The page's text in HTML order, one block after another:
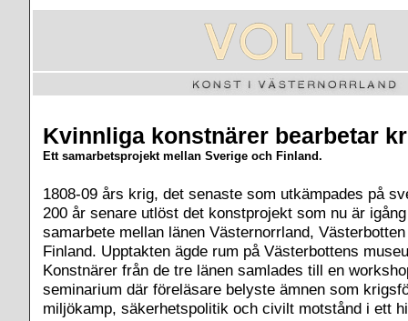
Kvinnliga konstnärer bearbetar
Ett samarbetsprojekt mellan Sverige och Finland.
1808-09 års krig, det senaste som utkämpades på
200 år senare utlöst det konstprojekt som nu är
samarbete mellan länen Västernorrland,
Finland. Upptakten ägde rum på Västerbottens
Konstnärer från de tre länen samlades till en
seminarium där föreläsare belyste ämnen som
miljökamp, säkerhetspolitik och civilt motstånd i ett